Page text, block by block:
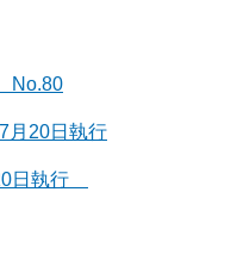
No.80
月20日執行
日執行